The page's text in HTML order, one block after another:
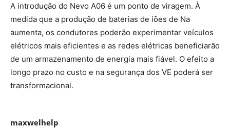
A introdução do Nevo A06 é um ponto de viragem. À
medida que a produção de baterias de iões de Na
aumenta, os condutores poderão experimentar veículos
elétricos mais eficientes e as redes elétricas beneficiarão
de um armazenamento de energia mais fiável. O efeito a
longo prazo no custo e na segurança dos VE poderá ser
transformacional.
maxwelhelp